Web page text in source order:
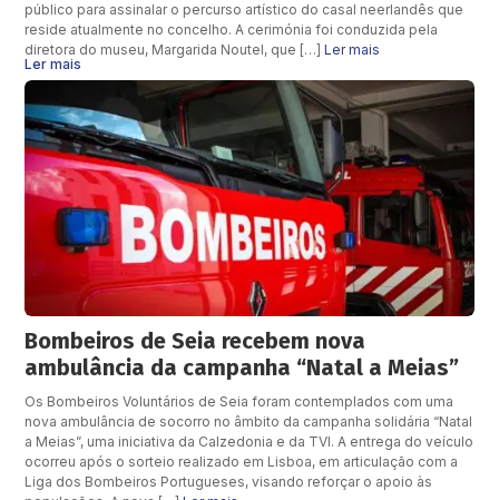
público para assinalar o percurso artístico do casal neerlandês que
reside atualmente no concelho. A cerimónia foi conduzida pela
diretora do museu, Margarida Noutel, que […]Ler mais
Ler mais
Bombeiros de Seia recebem nova
ambulância da campanha “Natal a Meias”
Os Bombeiros Voluntários de Seia foram contemplados com uma
nova ambulância de socorro no âmbito da campanha solidária “Natal
a Meias”, uma iniciativa da Calzedonia e da TVI. A entrega do veículo
ocorreu após o sorteio realizado em Lisboa, em articulação com a
Liga dos Bombeiros Portugueses, visando reforçar o apoio às